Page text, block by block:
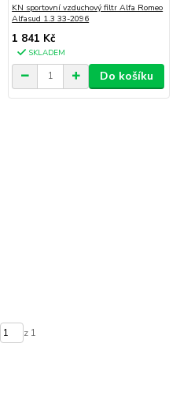
KN sportovní vzduchový filtr Alfa Romeo
Alfasud 1.3 33-2096
1 841 Kč
SKLADEM
Do košíku
z 1